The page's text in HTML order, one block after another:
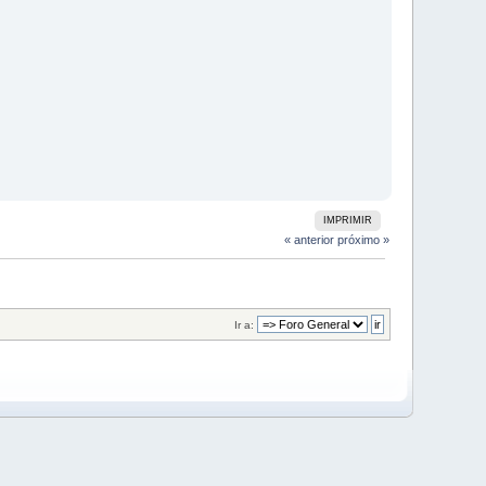
IMPRIMIR
« anterior próximo »
Ir a: